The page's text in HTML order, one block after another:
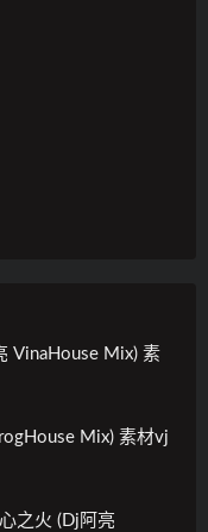
VinaHouse Mix) 素
Mix) 素材vj
之火 (Dj阿亮